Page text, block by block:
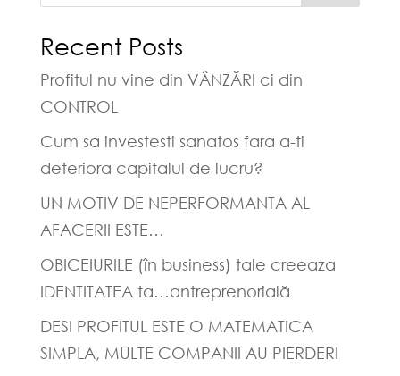
Recent Posts
Profitul nu vine din VÂNZĂRI ci din
CONTROL
Cum sa investesti sanatos fara a-ti
deteriora capitalul de lucru?
UN MOTIV DE NEPERFORMANTA AL
AFACERII ESTE…
OBICEIURILE (în business) tale creeaza
IDENTITATEA ta…antreprenorială
DESI PROFITUL ESTE O MATEMATICA
SIMPLA, MULTE COMPANII AU PIERDERI